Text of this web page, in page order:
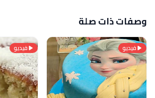
وصفات ذات صلة
فيديو فيديو